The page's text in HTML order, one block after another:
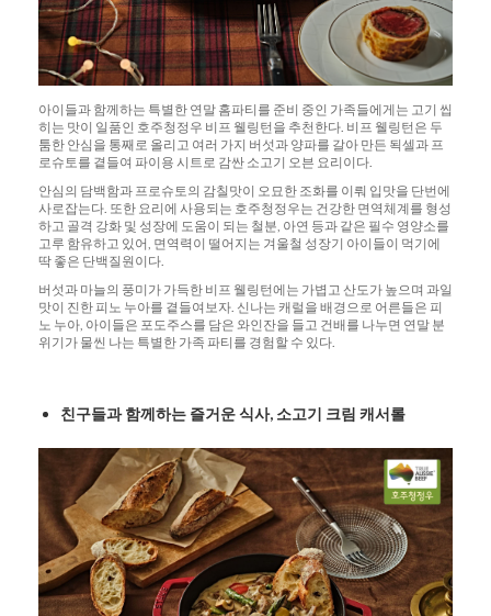
아이들과 함께하는 특별한 연말 홈파티를 준비 중인 가족들에게는 고기 씹
히는 맛이 일품인 호주청정우 비프 웰링턴을 추천한다. 비프 웰링턴은 두
툼한 안심을 통째로 올리고 여러 가지 버섯과 양파를 갈아 만든 됙셀과 프
로슈토를 곁들여 파이용 시트로 감싼 소고기 오븐 요리이다.
안심의 담백함과 프로슈토의 감칠맛이 오묘한 조화를 이뤄 입맛을 단번에
사로잡는다. 또한 요리에 사용되는 호주청정우는 건강한 면역체계를 형성
하고 골격 강화 및 성장에 도움이 되는 철분, 아연 등과 같은 필수 영양소를
고루 함유하고 있어, 면역력이 떨어지는 겨울철 성장기 아이들이 먹기에
딱 좋은 단백질원이다.
버섯과 마늘의 풍미가 가득한 비프 웰링턴에는 가볍고 산도가 높으며 과일
맛이 진한 피노 누아를 곁들여보자. 신나는 캐럴을 배경으로 어른들은 피
노 누아, 아이들은 포도주스를 담은 와인잔을 들고 건배를 나누면 연말 분
위기가 물씬 나는 특별한 가족 파티를 경험할 수 있다.
친구들과 함께하는 즐거운식사, 소고기 크림 캐서롤